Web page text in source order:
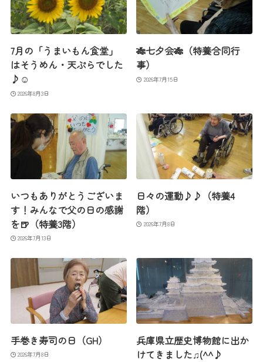
7月の「うまいもん食堂」
はそうめん・天ぷらでした
♪☺
2026年8月3日
🎋七夕会🎋（特養合同行
事）
2026年7月15日
いつもありがとうございま
す！みんなで父の日の感謝
を🍺（特養3階）
2026年7月13日
日々の運動♪♪（特養4
階）
2026年7月8日
手巻き寿司の日（GH）
2026年7月8日
兵庫県立歴史博物館に出か
けてきました♫(^^♪